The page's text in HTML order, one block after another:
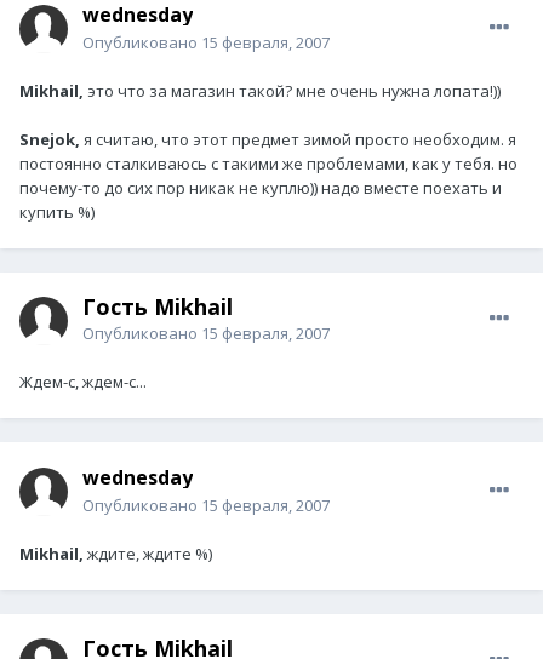
wednesday
Опубликовано 15 февраля, 2007
Mikhail, это что за магазин такой? мне очень нужна лопата!))
Snejok, я считаю, что этот предмет зимой просто необходим. я
постоянно сталкиваюсь с такими же проблемами, как у тебя. но
почему-то до сих пор никак не куплю)) надо вместе поехать и
купить %)
Гость Mikhail
Опубликовано 15 февраля, 2007
Ждем-с, ждем-с...
wednesday
Опубликовано 15 февраля, 2007
Mikhail, ждите, ждите %)
Гость Mikhail